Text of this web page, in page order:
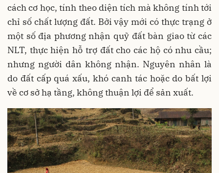
cách cơ học, tính theo diện tích mà không tính tới
chỉ số chất lượng đất. Bởi vậy mới có thực trạng ở
một số địa phương nhận quỹ đất bàn giao từ các
NLT, thực hiện hỗ trợ đất cho các hộ có nhu cầu;
nhưng người dân không nhận. Nguyên nhân là
do đất cấp quá xấu, khó canh tác hoặc do bất lợi
về cơ sở hạ tầng, không thuận lợi để sản xuất.